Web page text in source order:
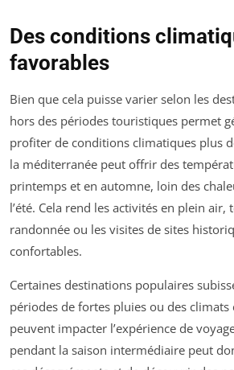
Des conditions
favorables
Bien que cela puisse varier selon les
hors des périodes touristiques permet
profiter de conditions climatiques plus
la méditerranée peut offrir des
printemps et en automne, loin des
l’été. Cela rend les activités en plein air,
randonnée ou les visites de sites
confortables.
Certaines destinations populaires
périodes de fortes pluies ou des climats
peuvent impacter l’expérience de
pendant la saison intermédiaire peut